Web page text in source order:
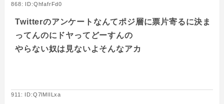
868: ID:QhfafrFd0
Twitterのアンケートなんてポジ層に票片寄るに決ま
ってんのにドヤってどーすんの
やらない奴は見ないよそんなアカ
911: ID:Q7lMlILxa